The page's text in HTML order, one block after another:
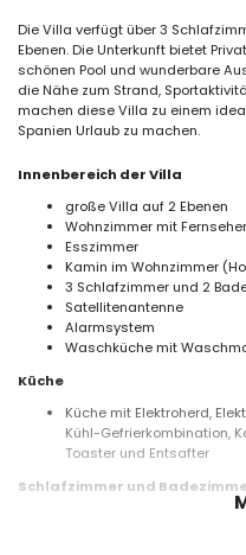
Die Villa verfügt über 3
Ebenen. Die Unterkunft bietet
schönen Pool und wunderbare
die Nähe zum Strand,
machen diese Villa zu einem
Spanien Urlaub zu machen.
Innenbereich der Villa
große Villa auf 2 Ebenen
Wohnzimmer mit
Esszimmer
Kamin im Wohnzimmer
3 Schlafzimmer und 2
Satellitenantenne
Alarmsystem
Waschküche mit
Küche
Küche mit Elektroherd,
Kühl-Gefrierkombination,
Toaster und Entsafter
Schlafzimmer und